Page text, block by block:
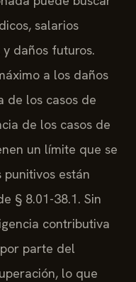
salarios
daños futuros.
a los daños
de los casos de
de los casos de
un límite que se
punitivos están
§ 8.01-38.1. Sin
contributiva
parte del
lo que